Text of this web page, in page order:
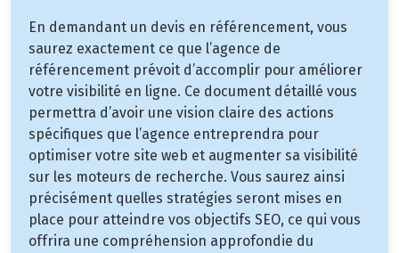
En demandant un devis en référencement, vous
saurez exactement ce que l’agence de
référencement prévoit d’accomplir pour améliorer
votre visibilité en ligne. Ce document détaillé vous
permettra d’avoir une vision claire des actions
spécifiques que l’agence entreprendra pour
optimiser votre site web et augmenter sa visibilité
sur les moteurs de recherche. Vous saurez ainsi
précisément quelles stratégies seront mises en
place pour atteindre vos objectifs SEO, ce qui vous
offrira une compréhension approfondie du